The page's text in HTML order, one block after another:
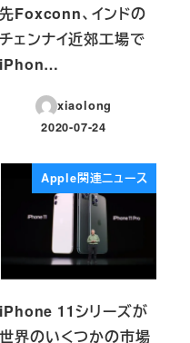
先Foxconn、インドの
チェンナイ近郊工場で
iPhon…
xiaolong
投稿日
2020-07-24
Apple関連ニュース
iPhone 11シリーズが
世界のいくつかの市場